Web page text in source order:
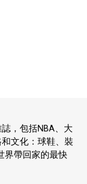
，包括NBA、大
文化：球鞋、裝
界帶回家的最快